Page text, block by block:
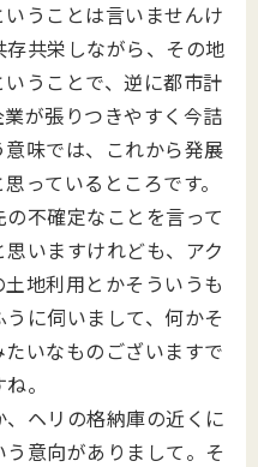
うことは言いませんけ
共栄しながら、その地
うことで、逆に都市計
が張りつきやすく今詰
味では、これから発展
っているところです。
不確定なことを言って
いますけれども、アク
地利用とかそういうも
に伺いまして、何かそ
いなものございますで
。
ヘリの格納庫の近くに
意向がありまして。そ